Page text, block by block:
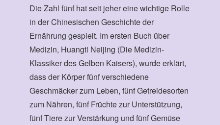
Die Zahl fünf hat seit jeher eine wichtige Rolle
in der Chinesischen Geschichte der
Ernährung gespielt. Im ersten Buch über
Medizin, Huangti Neijing (Die Medizin-
Klassiker des Gelben Kaisers), wurde erklärt,
dass der Körper fünf verschiedene
Geschmäcker zum Leben, fünf Getreidesorten
zum Nähren, fünf Früchte zur Unterstützung,
fünf Tiere zur Verstärkung und fünf Gemüse